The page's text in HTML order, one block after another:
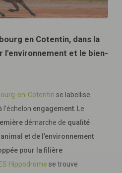
en Cotentin, dans la
l'environnement et le bien-
en-Cotentin se labellise
l’échelon engagement . Le
démarche de qualité
et de l’environnement
pour la filière
Hippodrome se trouve